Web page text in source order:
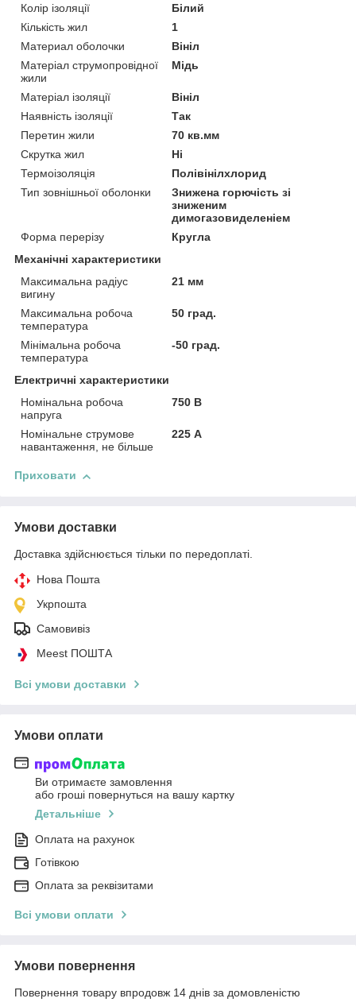
Колір ізоляції
Білий
Кількість жил
1
Материал оболочки
Вініл
Матеріал струмопровідної
жили
Мідь
Матеріал ізоляції
Вініл
Наявність ізоляції
Так
Перетин жили
70 кв.мм
Скрутка жил
Ні
Термоізоляція
Полівінілхлорид
Тип зовнішньої оболонки
Знижена горючість зі
зниженим
димогазовиделеніем
Форма перерізу
Кругла
Механічні характеристики
Максимальна радіус
вигину
21 мм
Максимальна робоча
температура
50 град.
Мінімальна робоча
температура
-50 град.
Електричні характеристики
Номінальна робоча
напруга
750 В
Номінальне струмове
навантаження, не більше
225 А
Приховати
Умови доставки
Доставка здійснюється тільки по передоплаті.
Нова Пошта
Укрпошта
Самовивіз
Meest ПОШТА
Всі умови доставки
Умови оплати
Ви отримаєте замовлення
або гроші повернуться на вашу картку
Детальніше
Оплата на рахунок
Готівкою
Оплата за реквізитами
Всі умови оплати
Умови повернення
Повернення товару впродовж 14 днів за домовленістю